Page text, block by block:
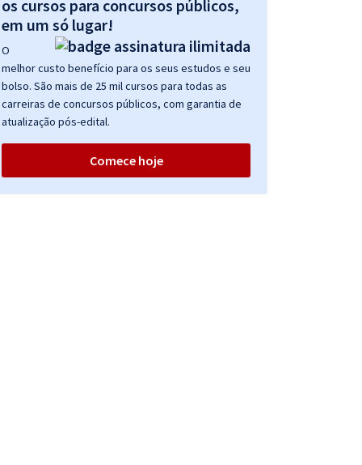
os cursos para concursos públicos,
em um só lugar!
O
melhor custo benefício para os seus estudos e seu
bolso. São mais de 25 mil cursos para todas as
carreiras de concursos públicos, com garantia de
atualização pós-edital.
Comece hoje